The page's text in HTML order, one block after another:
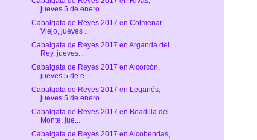
jueves 5 de enero
Cabalgata de Reyes 2017 en Colmenar
Viejo, jueves ...
Cabalgata de Reyes 2017 en Arganda del
Rey, jueves...
Cabalgata de Reyes 2017 en Alcorcón,
jueves 5 de e...
Cabalgata de Reyes 2017 en Leganés,
jueves 5 de enero
Cabalgata de Reyes 2017 en Boadilla del
Monte, jue...
Cabalgata de Reyes 2017 en Alcobendas,